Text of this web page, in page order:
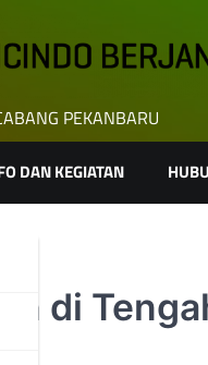
PEKANBARU
DAN KEGIATAN
di